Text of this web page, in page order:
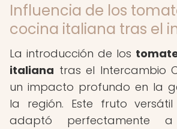
Influencia de los
cocina italiana tras el
La introducción de los
italiana tras el Intercambio
un impacto profundo en la
la región. Este fruto
adaptó perfectamente